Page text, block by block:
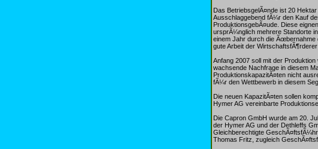
Das BetriebsgelÃ¤nde ist 20
Ausschlaggebend fÃ¼r den Kauf
ProduktionsgebÃ¤ude. Diese
ursprÃ¼nglich mehrere Standorte
einem Jahr durch die Ãœbernahme
gute Arbeit der
Anfang 2007 soll mit der
wachsende Nachfrage in diesem
ProduktionskapazitÃ¤ten nicht
fÃ¼r den Wettbewerb in diesem
Die neuen KapazitÃ¤ten sollen
Hymer AG vereinbarte
Die Capron GmbH wurde am 20.
der Hymer AG und der Dethleffs
Gleichberechtigte
Thomas Fritz, zugleich